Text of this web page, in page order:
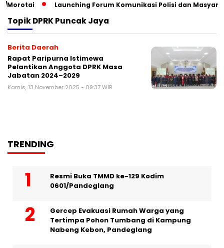
Launching Forum Komunikasi Polisi dan Masyarakat
TopikDPRK Puncak Jaya
Berita Daerah
Rapat Paripurna Istimewa
Pelantikan Anggota DPRK Masa
Jabatan 2024–2029
Kamis, 13 November 2025 - 09:37 WIB
TRENDING
Resmi Buka TMMD ke-129 Kodim
0601/Pandeglang
Gercep Evakuasi Rumah Warga yang
Tertimpa Pohon Tumbang di Kampung
Nabeng Kebon, Pandeglang